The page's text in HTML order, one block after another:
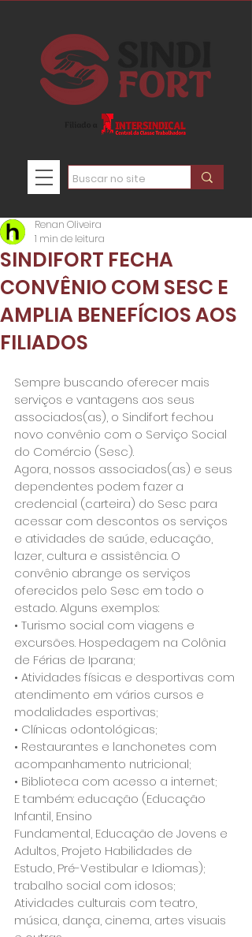
SINDIFORT FECHA
CONVÊNIO COM SESC E
AMPLIA BENEFÍCIOS AOS
FILIADOS
Renan Oliveira
1 min de leitura
Sempre buscando oferecer mais
serviços e vantagens aos seus
associados(as), o Sindifort fechou
novo convênio com o Serviço Social
do Comércio (Sesc).
Agora, nossos associados(as) e seus
dependentes podem fazer a
credencial (carteira) do Sesc para
acessar com descontos os serviços
e atividades de saúde, educação,
lazer, cultura e assistência. O
convênio abrange os serviços
oferecidos pelo Sesc em todo o
estado. Alguns exemplos:
• Turismo social com viagens e
excursões. Hospedagem na Colônia
de Férias de Iparana;
• Atividades físicas e desportivas com
atendimento em vários cursos e
modalidades esportivas;
• Clínicas odontológicas;
• Restaurantes e lanchonetes com
acompanhamento nutricional;
• Biblioteca com acesso a internet;
E também: educação (Educação
Infantil, Ensino
Fundamental, Educação de Jovens e
Adultos, Projeto Habilidades de
Estudo, Pré-Vestibular e Idiomas);
trabalho social com idosos;
Atividades culturais com teatro,
música, dança, cinema, artes visuais